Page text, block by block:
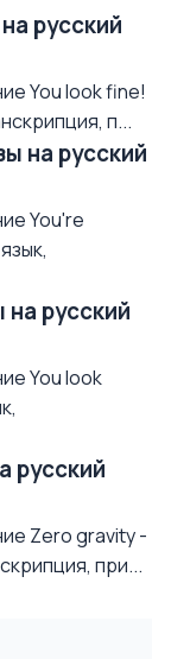
русский
You look fine!
п...
на русский
You're
русский
You look
русский
Zero gravity -
при...